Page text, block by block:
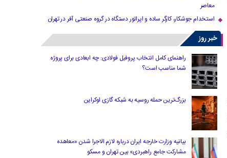
معاصر
استخدام جوشکار، کارگر ساده و اپراتور دستگاه در گروه صنعتی آفر در تهران
خبر روز
راهنمای کامل انتخاب پروفیل فولادی: چه ابعادی برای پروژه
شما مناسب است؟
بزرگ‌ترین حمله روسیه به شبکه گازی اوکراین
بیانیه وزارت خارجه ایران درباره لازم‌ الاجرا شدن «معاهده
مشارکت جامع راهبردی» بین تهران و مسکو